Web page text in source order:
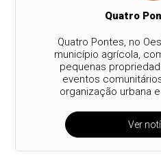
Quatro
Quatro Pontes, no
município agrícola,
pequenas
eventos
organização urbana
Ver